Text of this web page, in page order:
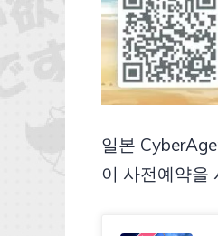
일본
이 사전예약을